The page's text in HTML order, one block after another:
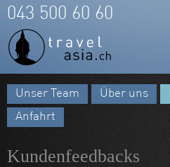
Meine Favoriten
Team
Über uns
043 500 60 60
Unser Team Über uns
Anfahrt
Kundenfeedbacks